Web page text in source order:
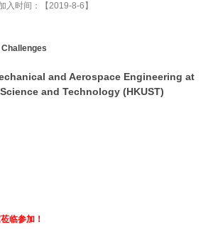
入时间：【2019-8-6】
of Mechanical and Aerospace
Technology (HKUST)
临参加！